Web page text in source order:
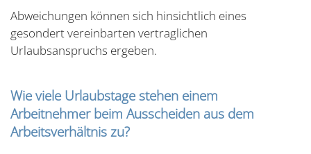
Abweichungen können sich hinsichtlich eines
gesondert vereinbarten vertraglichen
Urlaubsanspruchs ergeben.
Wie viele Urlaubstage stehen einem
Arbeitnehmer beim Ausscheiden aus dem
Arbeitsverhältnis zu?